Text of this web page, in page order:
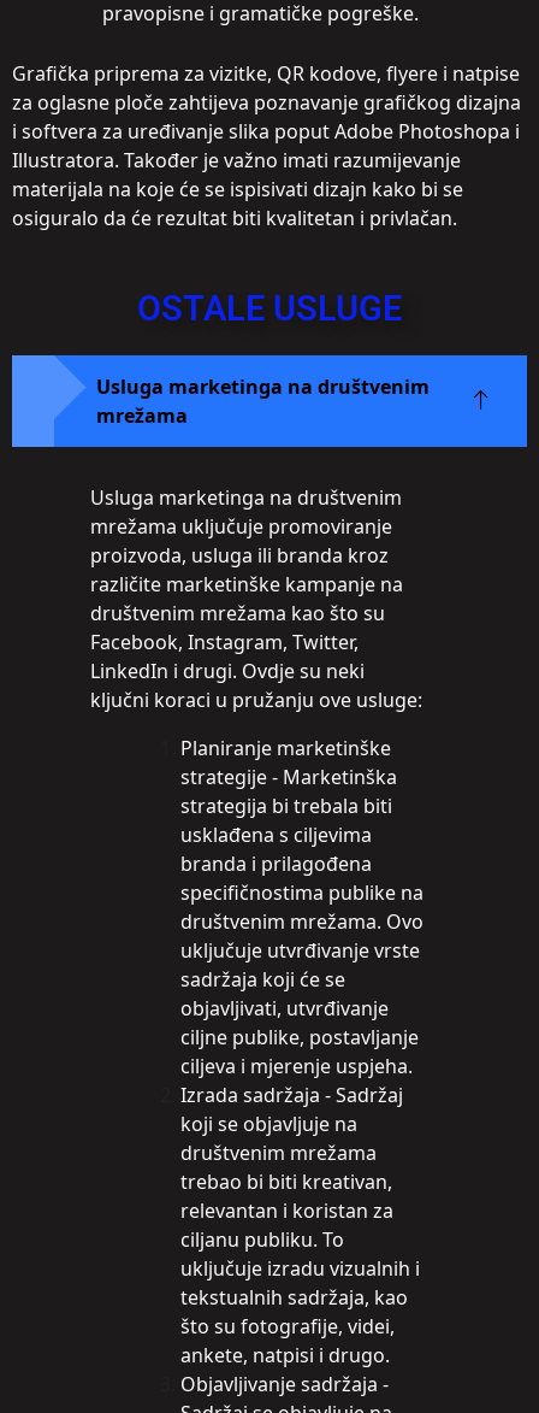
pravopisne i gramatičke pogreške.
Grafička priprema za vizitke, QR kodove, flyere i natpise
za oglasne ploče zahtijeva poznavanje grafičkog dizajna
i softvera za uređivanje slika poput Adobe Photoshopa i
Illustratora. Također je važno imati razumijevanje
materijala na koje će se ispisivati ​​dizajn kako bi se
osiguralo da će rezultat biti kvalitetan i privlačan.
OSTALE USLUGE
Usluga marketinga na društvenim
mrežama
Usluga marketinga na društvenim
mrežama uključuje promoviranje
proizvoda, usluga ili branda kroz
različite marketinške kampanje na
društvenim mrežama kao što su
Facebook, Instagram, Twitter,
LinkedIn i drugi. Ovdje su neki
ključni koraci u pružanju ove usluge:
Planiranje marketinške
strategije - Marketinška
strategija bi trebala biti
usklađena s ciljevima
branda i prilagođena
specifičnostima publike na
društvenim mrežama. Ovo
uključuje utvrđivanje vrste
sadržaja koji će se
objavljivati, utvrđivanje
ciljne publike, postavljanje
ciljeva i mjerenje uspjeha.
Izrada sadržaja - Sadržaj
koji se objavljuje na
društvenim mrežama
trebao bi biti kreativan,
relevantan i koristan za
ciljanu publiku. To
uključuje izradu vizualnih i
tekstualnih sadržaja, kao
što su fotografije, videi,
ankete, natpisi i drugo.
Objavljivanje sadržaja -